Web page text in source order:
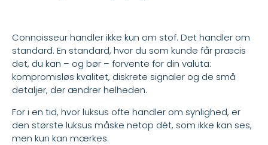
Connoisseur handler ikke kun om stof. Det handler om
standard. En standard, hvor du som kunde får præcis
det, du kan – og bør – forvente for din valuta:
kompromisløs kvalitet, diskrete signaler og de små
detaljer, der ændrer helheden.
For i en tid, hvor luksus ofte handler om synlighed, er
den største luksus måske netop dét, som ikke kan ses,
men kun kan mærkes.